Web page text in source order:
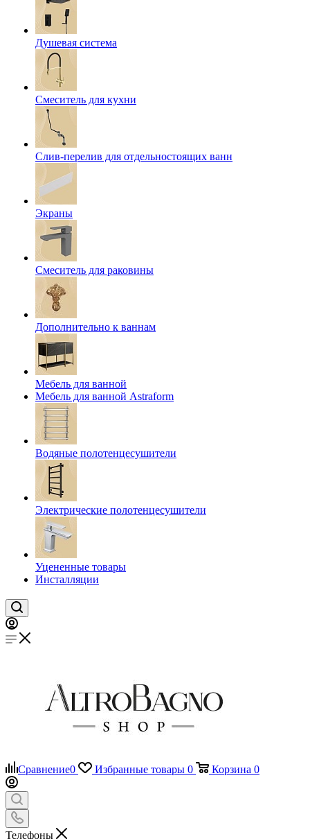
Душевая система
Смеситель для кухни
Слив-перелив для отдельностоящих ванн
Экраны
Смеситель для раковины
Дополнительно к ваннам
Мебель для ванной
Мебель для ванной Astraform
Водяные полотенцесушители
Электрические полотенцесушители
Уцененные товары
Инсталляции
Сравнение0 Избранные товары 0 Корзина 0
Телефоны